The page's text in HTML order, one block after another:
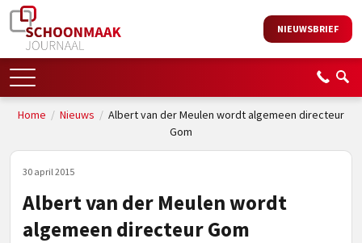
NIEUWSBRIEF
Home / Nieuws / Albert van der Meulen wordt algemeen directeur
Gom
30 april 2015
Albert van der Meulen wordt
algemeen directeur Gom